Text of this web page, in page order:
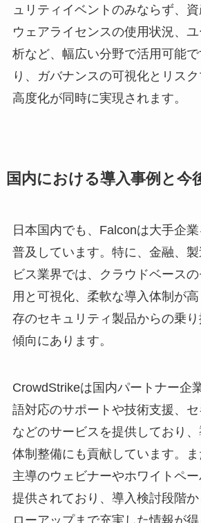
ュリティイベントのみならず、
ウェアライセンスの使用状況、
析など、幅広い分野で活用可能で
り、ガバナンスの可視化とリス
高度化が同時に実現されます。
国内における導入事例と今
日本国内でも、Falconは大手企
普及しています。特に、金融、
ビス業界では、クラウドベース
用と可視化、柔軟な導入体制が
存のセキュリティ製品からの乗
傾向にあります。
CrowdStrikeは国内パートナー企
語対応のサポートや技術支援、
などのサービスを提供しており
体制整備にも貢献しています。
主導のウェビナーやホワイトペ
提供されており、導入検討段階